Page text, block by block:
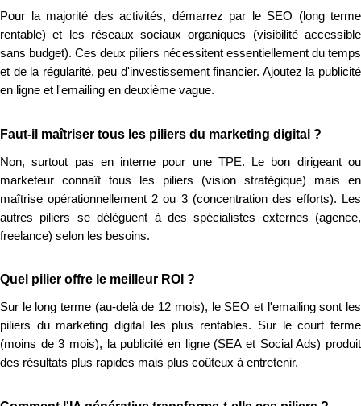
Pour la majorité des activités, démarrez par le SEO (long terme
rentable) et les réseaux sociaux organiques (visibilité accessible
sans budget). Ces deux piliers nécessitent essentiellement du temps
et de la régularité, peu d'investissement financier. Ajoutez la publicité
en ligne et l'emailing en deuxième vague.
Faut-il maîtriser tous les piliers du marketing digital ?
Non, surtout pas en interne pour une TPE. Le bon dirigeant ou
marketeur connaît tous les piliers (vision stratégique) mais en
maîtrise opérationnellement 2 ou 3 (concentration des efforts). Les
autres piliers se délèguent à des spécialistes externes (agence,
freelance) selon les besoins.
Quel pilier offre le meilleur ROI ?
Sur le long terme (au-delà de 12 mois), le SEO et l'emailing sont les
piliers du marketing digital les plus rentables. Sur le court terme
(moins de 3 mois), la publicité en ligne (SEA et Social Ads) produit
des résultats plus rapides mais plus coûteux à entretenir.